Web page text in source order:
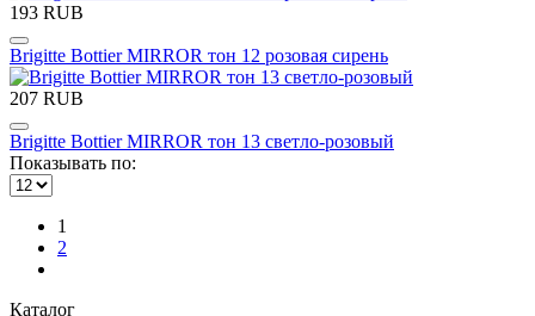
193 RUB
Brigitte Bottier MIRROR тон 12 розовая сирень
207 RUB
Brigitte Bottier MIRROR тон 13 светло-розовый
Показывать по:
1
2
Каталог